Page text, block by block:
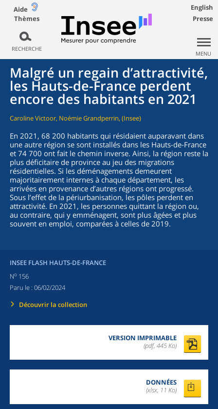
Aide
Thèmes
RECHERCHE
English
Presse
MENU
Malgré un regain d’attractivité,
les Hauts-de-France perdent
encore des habitants en 2021
Caroline Victoor, Noémie Grandperrin, (Insee)
En 2021, 68 200 habitants qui résidaient auparavant dans
une autre région se sont installés dans les Hauts-de-France
et 74 700 ont fait le chemin inverse. Ainsi, la région reste la
plus déficitaire de province au jeu des migrations
résidentielles. Si les déménagements demeurent
majoritairement internes à chaque département, les
arrivées en provenance d’autres régions ont progressé.
Sous l’effet de la périurbanisation, les pôles perdent en
attractivité. En 2021, les personnes quittant la région ou,
au contraire, qui y emménagent, sont plus âgées et plus
souvent en emploi, comparées à celles de 2019.
INSEE FLASH HAUTS-DE-FRANCE
No 156
Paru le : 06/02/2024
Découvrir la collection
VERSION IMPRIMABLE
(pdf, 445 Ko)
DONNÉES
(xlsx, 11 Ko)